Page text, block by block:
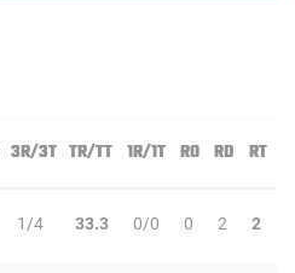
3R/3T TR/TT 1R/1T RO RD RT
1/4 33.3 0/0 0 2 2